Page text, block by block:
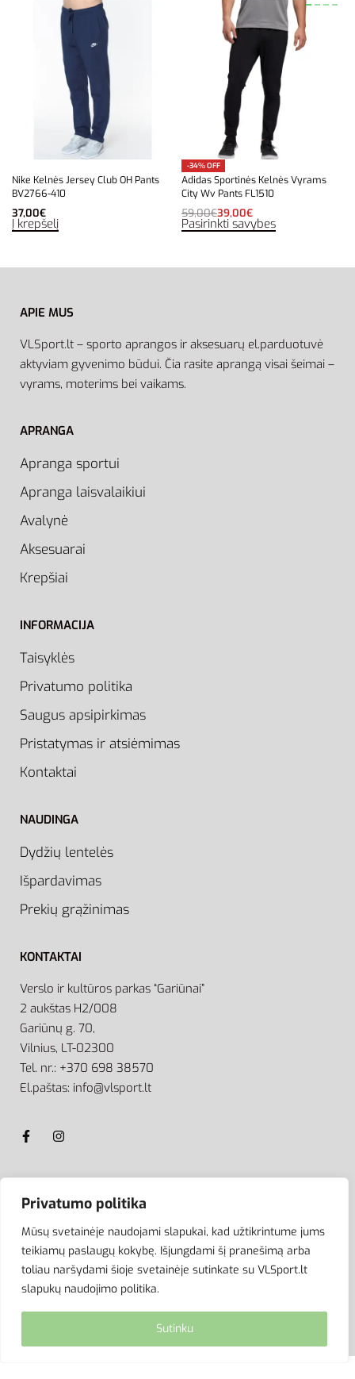
Privatumo politika
Mūsų svetainėje naudojami slapukai, kad užtikrintume jums
teikiamų paslaugų kokybę. Išjungdami šį pranešimą arba
toliau naršydami šioje svetainėje sutinkate su VLSport.lt
slapukų naudojimo politika.
Sutinku
Nike Kelnės Jersey Club OH Pants
BV2766-410
37,00€
Į krepšelį
-34% OFF
Adidas Sportinės Kelnės Vyrams
City Wv Pants FL1510
59,00€39,00€
Pasirinkti savybes
APIE MUS
VLSport.lt – sporto aprangos ir aksesuarų el.parduotuvė
aktyviam gyvenimo būdui. Čia rasite aprangą visai šeimai –
vyrams, moterims bei vaikams.
APRANGA
Apranga sportui
Apranga laisvalaikiui
Avalynė
Aksesuarai
Krepšiai
INFORMACIJA
Taisyklės
Privatumo politika
Saugus apsipirkimas
Pristatymas ir atsiėmimas
Kontaktai
NAUDINGA
Dydžių lentelės
Išpardavimas
Prekių grąžinimas
KONTAKTAI
Verslo ir kultūros parkas “Gariūnai”
2 aukštas H2/008
Gariūnų g. 70,
Vilnius, LT-02300
Tel. nr.: +370 698 38570
El.paštas: info@vlsport.lt